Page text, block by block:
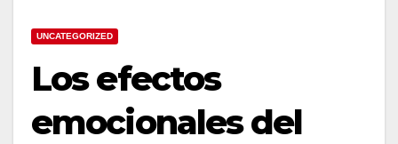
UNCATEGORIZED
Los efectos
emocionales del